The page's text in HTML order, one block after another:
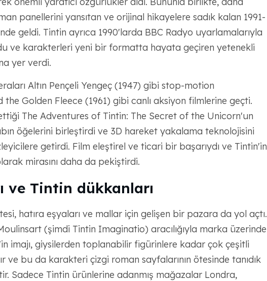
panellerini yansıtan ve orijinal hikayelere sadık kalan 1991-
geldi. Tintin ayrıca 1990'larda BBC Radyo uyarlamalarıyla
ve karakterleri yeni bir formatta hayata geçiren yetenekli
yer verdi.
Altın Pençeli Yengeç (1947) gibi stop-motion
the Golden Fleece (1961) gibi canlı aksiyon filmlerine geçti.
The Adventures of Tintin: The Secret of the Unicorn'un
öğelerini birleştirdi ve 3D hareket yakalama teknolojisini
getirdi. Film eleştirel ve ticari bir başarıydı ve Tintin'in
mirasını daha da pekiştirdi.
ve Tintin dükkanları
hatıra eşyaları ve mallar için gelişen bir pazara da yol açtı.
(şimdi Tintin Imaginatio) aracılığıyla marka üzerinde
imajı, giysilerden toplanabilir figürinlere kadar çok çeşitli
ve bu da karakteri çizgi roman sayfalarının ötesinde tanıdık
Sadece Tintin ürünlerine adanmış mağazalar Londra,